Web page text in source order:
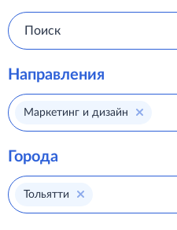
Направления
Маркетинг и дизайн
Города
Тольятти